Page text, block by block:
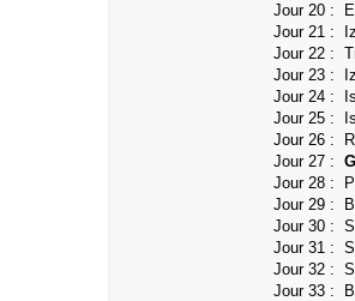
Jour 20 :
Jour 21 :
Jour 22 :
Jour 23 :
Jour 24 :
Jour 25 :
Jour 26 :
Jour 27 :
Jour 28 :
Jour 29 :
Jour 30 :
Jour 31 :
Jour 32 :
Jour 33 :